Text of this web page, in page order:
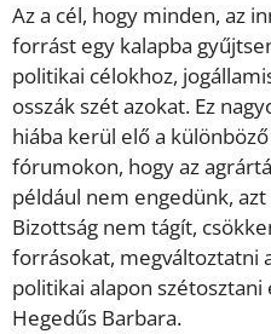
Az a cél, hogy minden, az
forrást egy kalapba
politikai célokhoz,
osszák szét azokat. Ez
hiába kerül elő a
fórumokon, hogy az
például nem engedünk,
Bizottság nem tágít,
forrásokat, megváltoztatni
politikai alapon
Hegedűs Barbara.